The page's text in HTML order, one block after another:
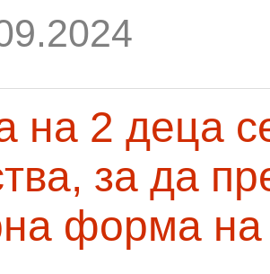
на 2 деца
за да
форма на